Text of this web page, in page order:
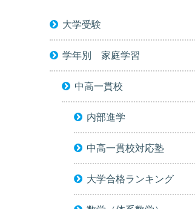
大学受験
学年別 家庭学習
中高一貫校
内部進学
中高一貫校対応塾
大学合格ランキング